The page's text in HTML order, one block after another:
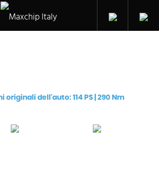
originali dell'auto: 114 PS | 290 Nm